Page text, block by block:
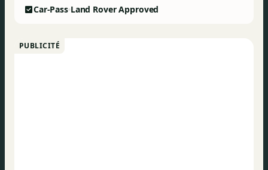
Car-Pass Land Rover Approved
PUBLICITÉ